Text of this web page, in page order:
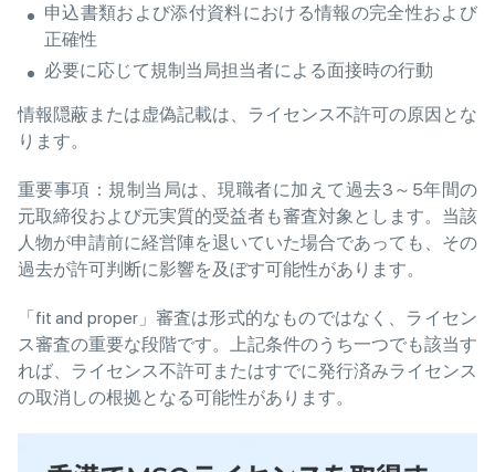
申込書類および添付資料における情報の完全性および
正確性
必要に応じて規制当局担当者による面接時の行動
情報隠蔽または虚偽記載は、ライセンス不許可の原因とな
ります。
重要事項：規制当局は、現職者に加えて過去3～5年間の
元取締役および元実質的受益者も審査対象とします。当該
人物が申請前に経営陣を退いていた場合であっても、その
過去が許可判断に影響を及ぼす可能性があります。
「fit and proper」審査は形式的なものではなく、ライセン
ス審査の重要な段階です。上記条件のうち一つでも該当す
れば、ライセンス不許可またはすでに発行済みライセンス
の取消しの根拠となる可能性があります。